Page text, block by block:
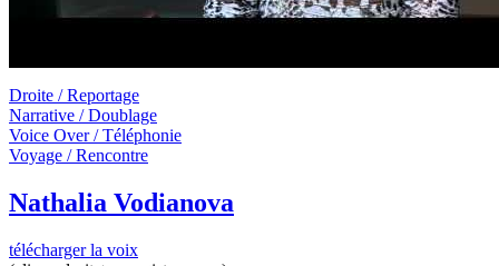
Droite / Reportage
Narrative / Doublage
Voice Over / Téléphonie
Voyage / Rencontre
Nathalia Vodianova
télécharger la voix